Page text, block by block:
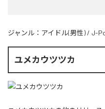
ジャンル： アイドル(男性) / J-
ユメカウツツカ